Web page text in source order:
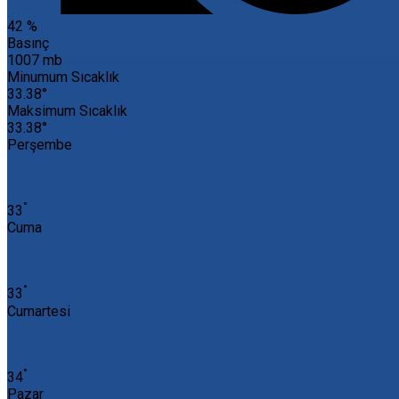
42 %
Basınç
1007 mb
Minumum Sıcaklık
33.38°
Maksimum Sıcaklık
33.38°
Perşembe
33 °
Cuma
33 °
Cumartesi
34°
Pazar